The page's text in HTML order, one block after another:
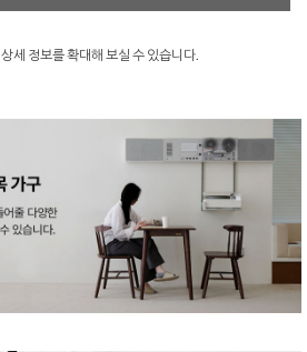
상세 정보를 확대해 보실 수 있습니다.